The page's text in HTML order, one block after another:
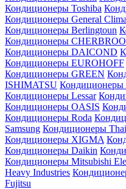
Кондиционеры Toshiba
Кондиционеры General
Кондиционеры Berlingtoun
Кондиционеры
Кондиционеры DAICOND
Кондиционеры EUROHOFF
Кондиционеры GREEN
ISHIMATSU Кондиционеры
Кондиционеры Lessar
Кондиционеры OASIS
Кондиционеры Roda
Samsung Кондиционеры
Кондиционеры XIGMA
Кондиционеры Daikin
Кондиционеры Mitsubishi
Heavy Industries
Fujitsu